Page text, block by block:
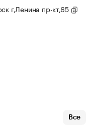
г,Ленина пр-кт,65
Все